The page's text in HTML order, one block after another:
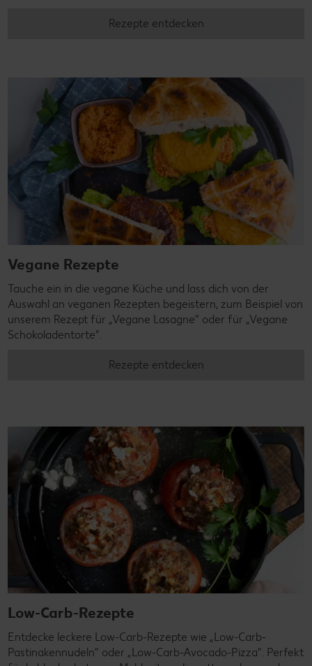
Rezepte entdecken
Vegane Rezepte
Tauche ein in die vegane Küche und lass dich von der
Auswahl an veganen Rezepten begeistern, zum Beispiel von
unserem Rezept für „Vegane Lasagne“ oder für „Vegane
Schokoladentorte“.
Rezepte entdecken
Low-Carb-Rezepte
Entdecke leckere Low-Carb-Rezepte wie „Low-Carb-
Pastinakennudeln" oder „Low-Carb-Avocado-Pizza". Perfekt